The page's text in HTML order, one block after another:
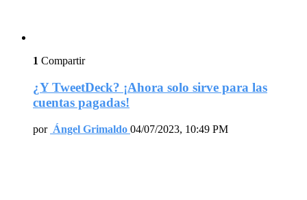
1 Compartir
¿Y TweetDeck? ¡Ahora solo sirve para las
cuentas pagadas!
por Ángel Grimaldo 04/07/2023, 10:49 PM